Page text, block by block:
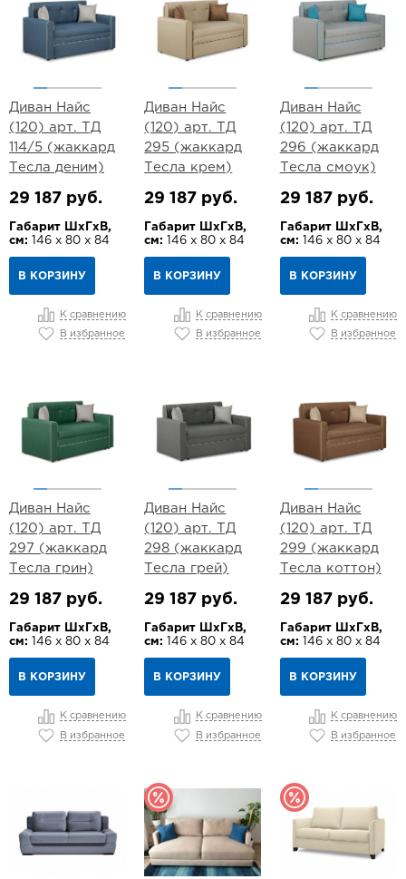
Диван Найс
(120) арт. ТД
114/5 (жаккард
Тесла деним)
29 187 руб.
Габарит ШхГхВ,
см: 146 х 80 х 84
В КОРЗИНУ
К сравнению
В избранное
Диван Найс
(120) арт. ТД
295 (жаккард
Тесла крем)
29 187 руб.
Габарит ШхГхВ,
см:
146 х 80 х 84
В КОРЗИНУ
К сравнению
В избранное
Диван Найс
(120) арт. ТД
296 (жаккард
Тесла смоук)
29 187 руб.
Габарит ШхГхВ,
см: 146 х 80 х 84
В КОРЗИНУ
К сравнению
В избранное
Диван Найс
(120) арт. ТД
297 (жаккард
Тесла грин)
29 187 руб.
Габарит ШхГхВ,
см: 146 х 80 х 84
В КОРЗИНУ
К сравнению
В избранное
Диван Найс
(120) арт. ТД
298 (жаккард
Тесла грей)
29 187 руб.
Габарит ШхГхВ,
см:
146 х 80 х 84
В КОРЗИНУ
К сравнению
В избранное
Диван Найс
(120) арт. ТД
299 (жаккард
Тесла коттон)
29 187 руб.
Габарит ШхГхВ,
см: 146 х 80 х 84
В КОРЗИНУ
К сравнению
В избранное